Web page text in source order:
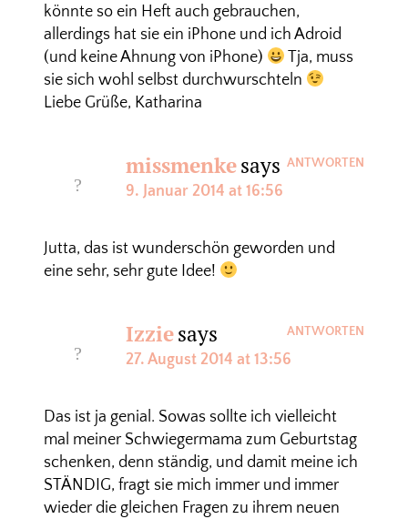
könnte so ein Heft auch gebrauchen,
allerdings hat sie ein iPhone und ich Adroid
(und keine Ahnung von iPhone)
Tja, muss
sie sich wohl selbst durchwurschteln
Liebe Grüße, Katharina
missmenkesays
9. Januar 2014 at 16:56
Jutta, das ist wunderschön geworden und
eine sehr, sehr gute Idee!
ANTWORTEN
Izziesays
27. August 2014 at 13:56
Das ist ja genial. Sowas sollte ich vielleicht
mal meiner Schwiegermama zum Geburtstag
schenken, denn ständig, und damit meine ich
STÄNDIG, fragt sie mich immer und immer
wieder die gleichen Fragen zu ihrem neuen
ANTWORTEN